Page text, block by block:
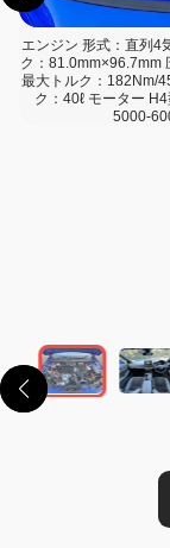
エンジン 形式：直列4
ク：81.0mm×96.7mm
最大トルク：182Nm/
ク：40ℓ モーター
5000-